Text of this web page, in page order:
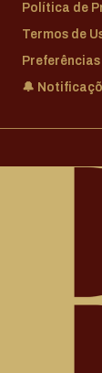
Política de
Termos de
🔔